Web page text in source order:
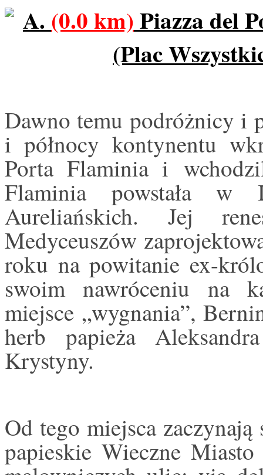
A. (0.0 km)Piazza del
(Plac
Dawno temu podróżnicy i
i północy kontynentu
Porta Flaminia i
Flaminia powstała
Aureliańskich. Jej
Medyceuszów
roku na powitanie ex-
swoim nawróceniu na
miejsce „wygnania”,
herb papieża
Krystyny.
Od tego miejsca
papieskie Wieczne